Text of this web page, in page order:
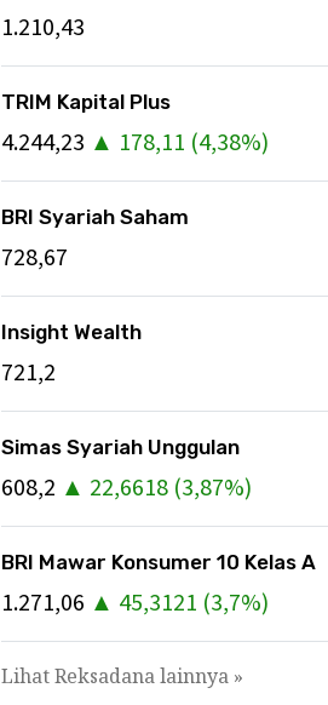
1.210,43
TRIM Kapital Plus
4.244,23 ▲ 178,11 (4,38%)
BRI Syariah Saham
728,67
Insight Wealth
721,2
Simas Syariah Unggulan
608,2 ▲ 22,6618 (3,87%)
BRI Mawar Konsumer 10 Kelas A
1.271,06 ▲ 45,3121 (3,7%)
Lihat Reksadana lainnya »